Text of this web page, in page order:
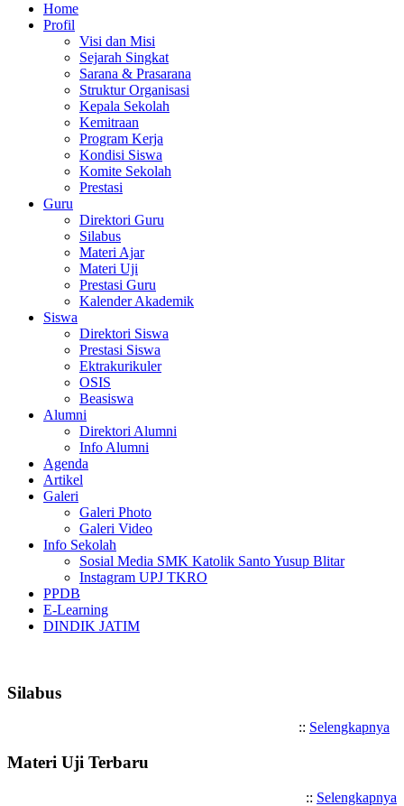
Home
Profil
Visi dan Misi
Sejarah Singkat
Sarana & Prasarana
Struktur Organisasi
Kepala Sekolah
Kemitraan
Program Kerja
Kondisi Siswa
Komite Sekolah
Prestasi
Guru
Direktori Guru
Silabus
Materi Ajar
Materi Uji
Prestasi Guru
Kalender Akademik
Siswa
Direktori Siswa
Prestasi Siswa
Ektrakurikuler
OSIS
Beasiswa
Alumni
Direktori Alumni
Info Alumni
Agenda
Artikel
Galeri
Galeri Photo
Galeri Video
Info Sekolah
Sosial Media SMK Katolik Santo Yusup Blitar
Instagram UPJ TKRO
PPDB
E-Learning
DINDIK JATIM
Silabus
:: Selengkapnya
Materi Uji Terbaru
:: Selengkapnya